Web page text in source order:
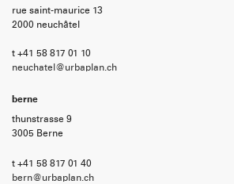
rue saint-maurice 13
2000 neuchâtel
t +41 58 817 01 10
neuchatel@urbaplan.ch
berne
thunstrasse 9
3005 Berne
t +41 58 817 01 40
bern@urbaplan.ch